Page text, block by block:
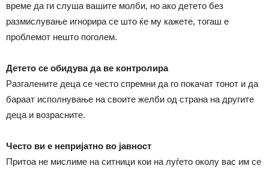
време да ги слуша вашите молби, но ако детето без
размислување игнорира се што ќе му кажете, тогаш е
проблемот нешто поголем.
Детето се обидува да ве контролира
Разгалените деца се често спремни да го покачат тонот и да
бараат исполнување на своите желби од страна на другите
деца и возрасните.
Често ви е непријатно во јавност
Притоа не мислиме на ситници кои на луѓето околу вас им се